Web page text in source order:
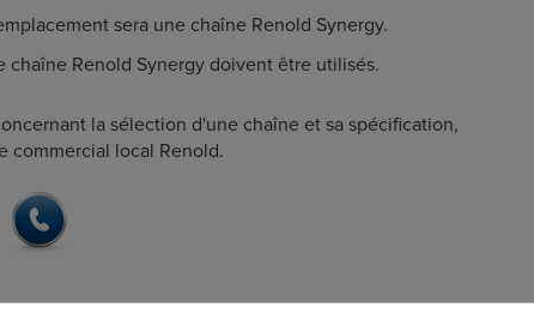
sera une chaîne Renold Synergy.
chaîne Renold Synergy doivent être utilisés.
la sélection d'une chaîne et sa spécification,
commercial local Renold.